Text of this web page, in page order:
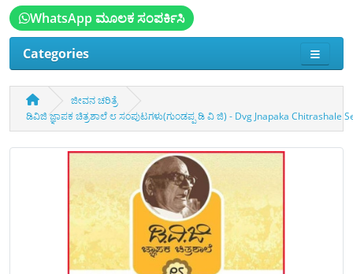
WhatsApp ಮೂಲಕ ಸಂಪರ್ಕಿಸಿ
Categories
ಜೀವನ ಚರಿತ್ರೆ
ಡಿವಿಜಿ ಜ್ಞಾಪಕ ಚಿತ್ರಶಾಲೆ ೮ ಸಂಪುಟಗಳು(ಗುಂಡಪ್ಪ ಡಿ ವಿ ಜಿ) - Dvg Jnapaka Chitrashale